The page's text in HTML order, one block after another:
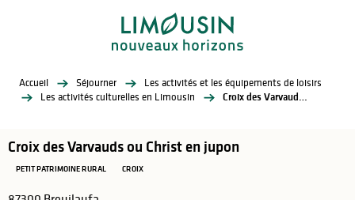
Accueil Séjourner
Les activités et les équipements de loisirs
Les activités culturelles en Limousin
Croix des Varvauds ou Christ en jupon
Croix des Varvauds ou Christ en jupon
PETIT PATRIMOINE RURAL CROIX